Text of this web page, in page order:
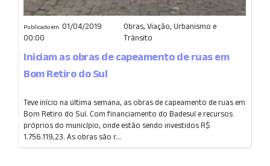
Publicado em: 01/04/2019
00:00
Obras, Viação, Urbanismo e
Trânsito
Iniciam as obras de capeamento de ruas em
Bom Retiro do Sul
Teve início na última semana, as obras de capeamento de ruas em
Bom Retiro do Sul. Com financiamento do Badesul e recursos
próprios do município, onde estão sendo investidos R$
1.756.119,23. As obras são r...